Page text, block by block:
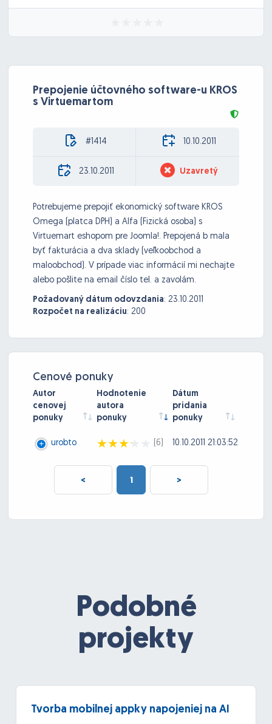
Prepojenie účtovného software-u KROS
s Virtuemartom
#1414 10.10.2011
23.10.2011 Uzavretý
Potrebujeme prepojiť ekonomický software KROS
Omega (platca DPH) a Alfa (Fizická osoba) s
Virtuemart eshopom pre Joomla!. Prepojená b mala
byť fakturácia a dva sklady (veľkoobchod a
maloobchod). V prípade viac informácií mi nechajte
alebo pošlite na email číslo tel. a zavolám.
Požadovaný dátum odovzdania: 23.10.2011
Rozpočet na realizáciu: 200
Cenové ponuky
Autor
cenovej
ponuky
Hodnotenie
autora
ponuky
Dátum
pridania
ponuky
urobto (6) 10.10.2011 21:03:52
< 1 >
Podobné
projekty
Tvorba mobilnej appky napojeniej na AI